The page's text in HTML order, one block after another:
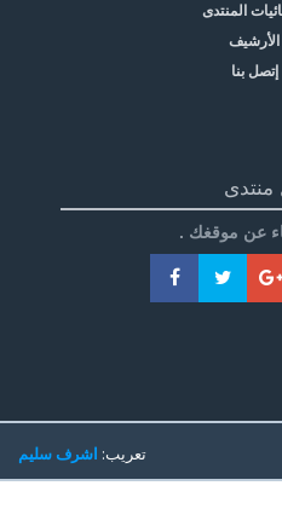
المنتدى
الأرشيف
إتصل بنا
عن موقغك .
تعريب:اشرف سليم